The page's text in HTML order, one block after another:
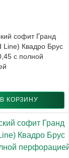
софит Гранд
Line) Квадро Брус
с полной
В КОРЗИНУ